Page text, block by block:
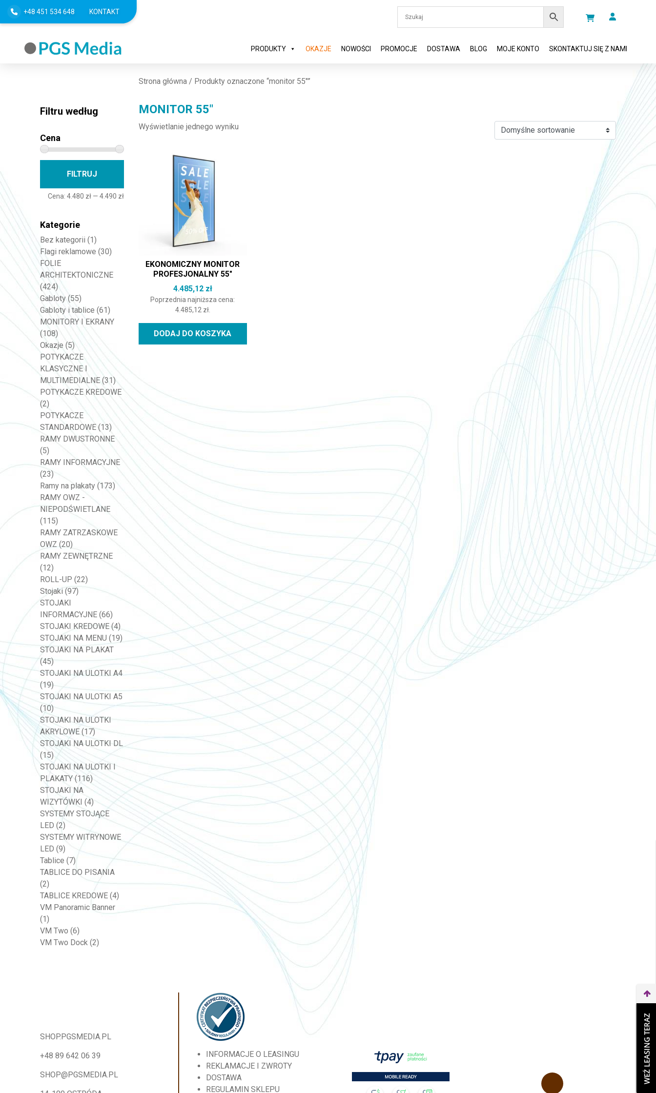
+48 451 534 648 KONTAKT
PRODUKTY OKAZJE NOWOŚCI PROMOCJE DOSTAWA BLOG MOJE KONTO SKONTAKTUJ SIĘ Z NAMI
Filtru według
Cena
FILTRUJ
Cena: 4.480 zł— 4.490 zł
Kategorie
Bez kategorii (1)
Flagi reklamowe (30)
FOLIE
ARCHITEKTONICZNE
(424)
Gabloty (55)
Gabloty i tablice (61)
MONITORY I EKRANY
(108)
Okazje (5)
POTYKACZE
KLASYCZNE I
MULTIMEDIALNE (31)
POTYKACZE KREDOWE
(2)
POTYKACZE
STANDARDOWE (13)
RAMY DWUSTRONNE
(5)
RAMY INFORMACYJNE
(23)
Ramy na plakaty (173)
RAMY OWZ -
NIEPODŚWIETLANE
(115)
RAMY ZATRZASKOWE
OWZ (20)
RAMY ZEWNĘTRZNE
(12)
ROLL-UP (22)
Stojaki (97)
STOJAKI
INFORMACYJNE (66)
STOJAKI KREDOWE (4)
STOJAKI NA MENU (19)
STOJAKI NA PLAKAT
(45)
STOJAKI NA ULOTKI A4
(19)
STOJAKI NA ULOTKI A5
(10)
STOJAKI NA ULOTKI
AKRYLOWE (17)
STOJAKI NA ULOTKI DL
(15)
STOJAKI NA ULOTKI I
PLAKATY (116)
STOJAKI NA
WIZYTÓWKI (4)
SYSTEMY STOJĄCE
LED (2)
SYSTEMY WITRYNOWE
LED (9)
Tablice (7)
TABLICE DO PISANIA
(2)
TABLICE KREDOWE (4)
VM Panoramic Banner
(1)
VM Two (6)
VM Two Dock (2)
Strona główna/ Produkty oznaczone “monitor 55"”
MONITOR 55"
Wyświetlanie jednego wyniku
EKONOMICZNY MONITOR
PROFESJONALNY 55″
4.485,12 zł
Poprzednia najniższa cena:
4.485,12 zł.
DODAJ DO KOSZYKA
SHOP.PGSMEDIA.PL
+48 89 642 06 39
SHOP@PGSMEDIA.PL
INFORMACJE O LEASINGU
REKLAMACJE I ZWROTY
DOSTAWA
REGULAMIN SKLEPU
WEŹ LEASING TERAZ